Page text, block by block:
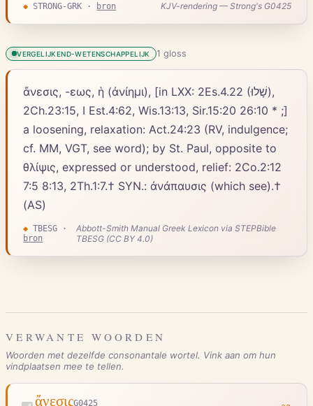
◆ STRONG-GRK · bron KJV-rendering — Strong's G0425
VERGELIJKEND-WETENSCHAPPELIJK 1 gloss
ἄνεσις, -εως, ἡ (ἀνίημι), [in LXX: 2Es.4.22 (שָׁלוּ),
2Ch.23:15, I Est.4:62, Wis.13:13, Sir.15:20 26:10 * ;]
a loosening, relaxation: Act.24:23 (RV, indulgence;
cf. MM, VGT, see word); by St. Paul, opposite to
θλίψις, expressed or understood, relief: 2Co.2:12
7:5 8:13, 2Th.1:7.† SYN.: ἀνάπαυσις (which see).†
(AS)
◆ TBESG ·
bron
Abbott-Smith Manual Greek Lexicon via STEPBible
TBESG (CC BY 4.0)
VERWANTE WOORDEN
Woorden met dezelfde consonantale wortel. Vink aan om hun
vindplaatsen mee te tellen.
ἄνεσιςG0425